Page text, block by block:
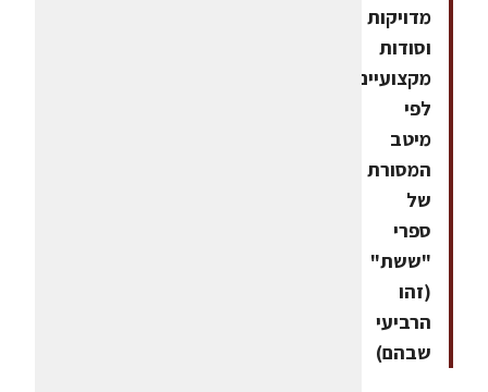
מדויקות
וסודות
מקצועיים
לפי
מיטב
המסורת
של
ספרי
"ששת"
(זהו
הרביעי
שבהם)